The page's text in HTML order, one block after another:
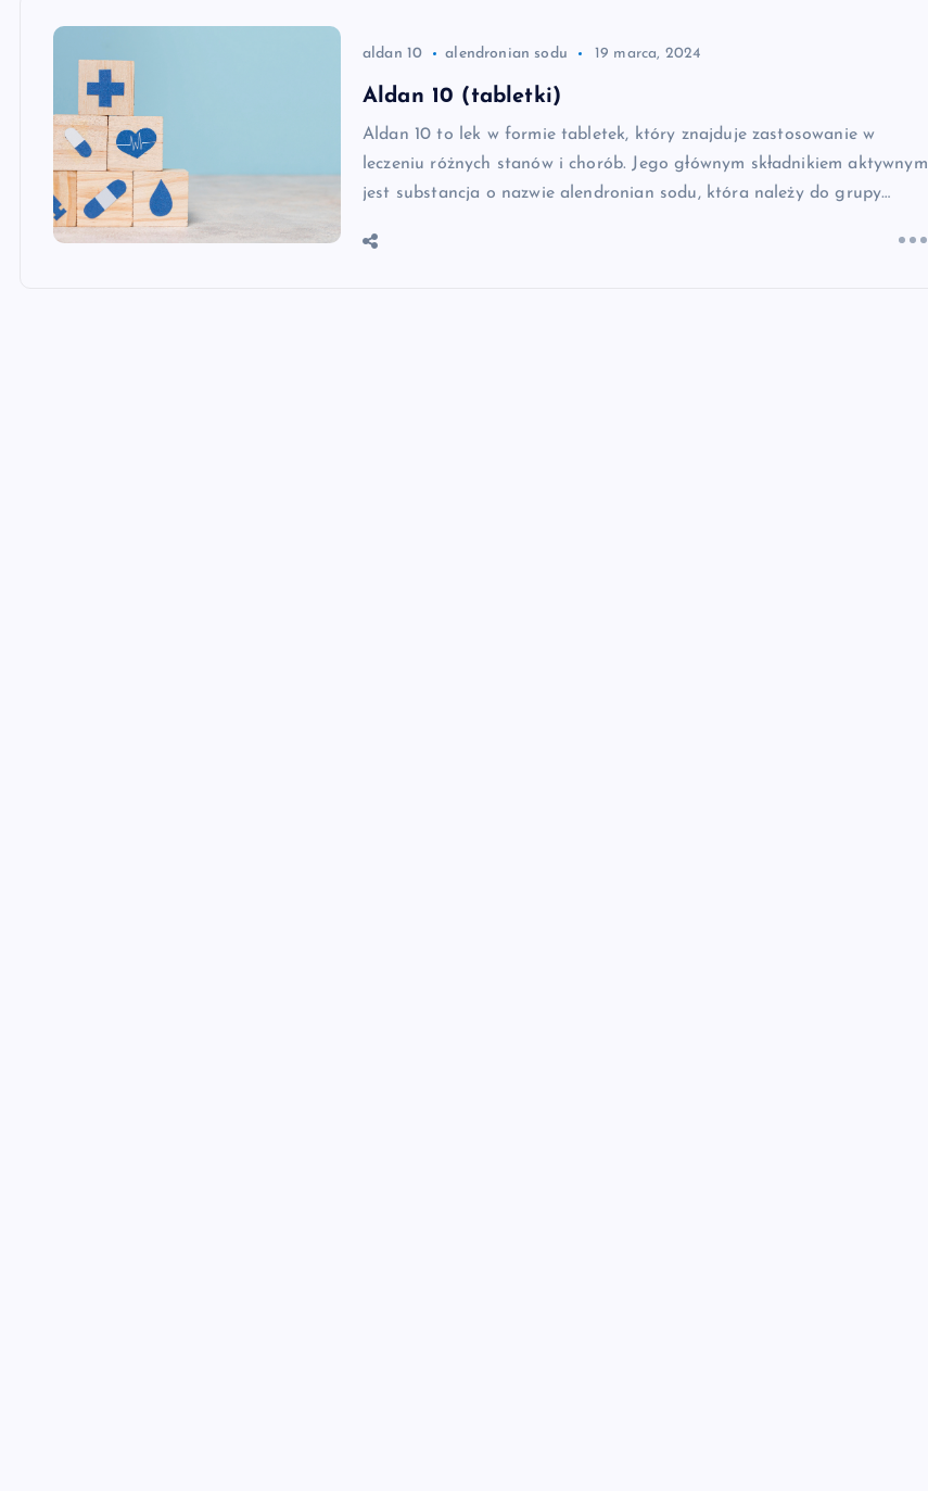
aldan 10 alendronian sodu 19 marca, 2024
Aldan 10 (tabletki)
Aldan 10 to lek w formie tabletek, który znajduje zastosowanie w
leczeniu różnych stanów i chorób. Jego głównym składnikiem aktywnym
jest substancja o nazwie alendronian sodu, która należy do grupy…